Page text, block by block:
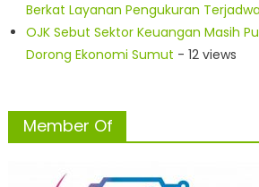
Berkat Layanan Pengukuran
OJK Sebut Sektor Keuangan Masih
Dorong Ekonomi Sumut - 12 views
Member Of